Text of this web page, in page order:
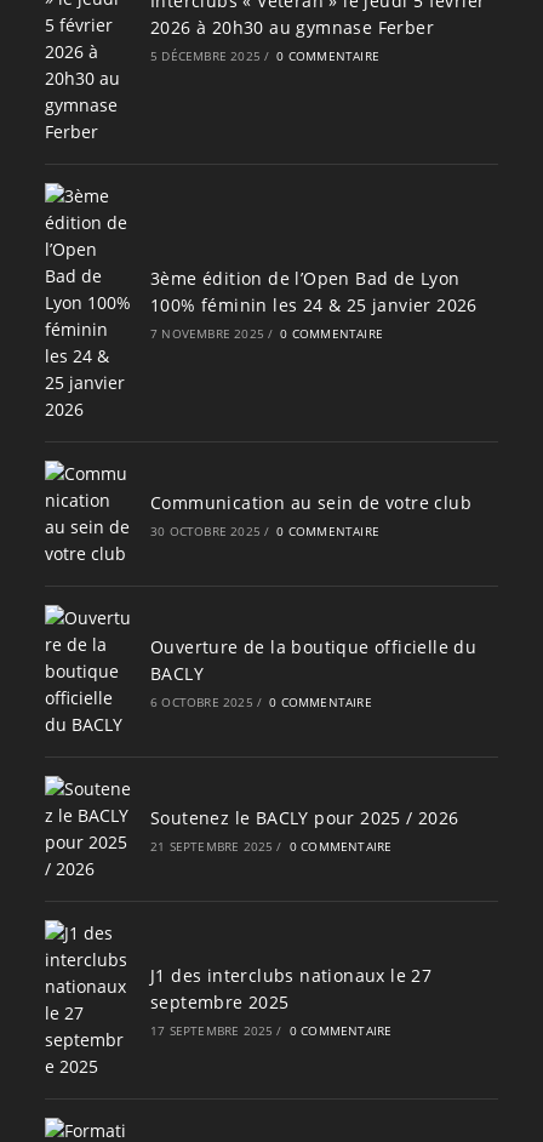
2026 à 20h30 au gymnase Ferber
5 DÉCEMBRE 2025 / 0 COMMENTAIRE
3ème édition de l’Open Bad de Lyon
100% féminin les 24 & 25 janvier 2026
7 NOVEMBRE 2025 / 0 COMMENTAIRE
Communication au sein de votre club
30 OCTOBRE 2025 / 0 COMMENTAIRE
Ouverture de la boutique officielle du
BACLY
6 OCTOBRE 2025 / 0 COMMENTAIRE
Soutenez le BACLY pour 2025 / 2026
21 SEPTEMBRE 2025 / 0 COMMENTAIRE
J1 des interclubs nationaux le 27
septembre 2025
17 SEPTEMBRE 2025 / 0 COMMENTAIRE